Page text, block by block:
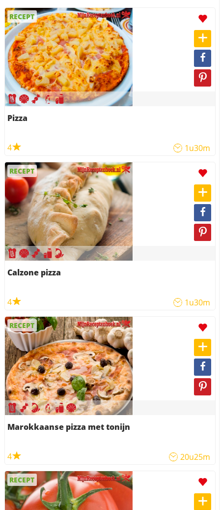
RECEPT
Pizza
4 1u30m
RECEPT
Calzone pizza
4 1u30m
RECEPT
Marokkaanse pizza met tonijn
4 20u25m
RECEPT